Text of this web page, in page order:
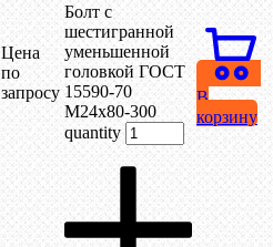
Цена
по
запросу
Болт с
шестигранной
уменьшенной
головкой ГОСТ
15590-70
М24х80-300
quantity
В
корзину